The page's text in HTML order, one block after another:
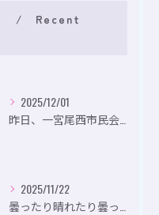
Recent
2025/12/01
2025/11/22